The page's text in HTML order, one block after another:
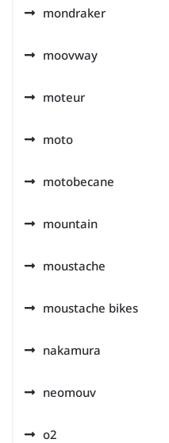
mondraker
moovway
moteur
moto
motobecane
mountain
moustache
moustache bikes
nakamura
neomouv
o2